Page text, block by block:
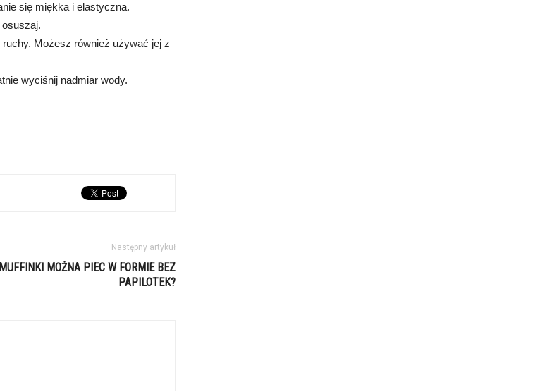
się miękka i elastyczna.
osuszaj.
Możesz również używać jej z
wyciśnij nadmiar wody.
Następny artykuł
MOŻNA PIEC W FORMIE BEZ
PAPILOTEK?